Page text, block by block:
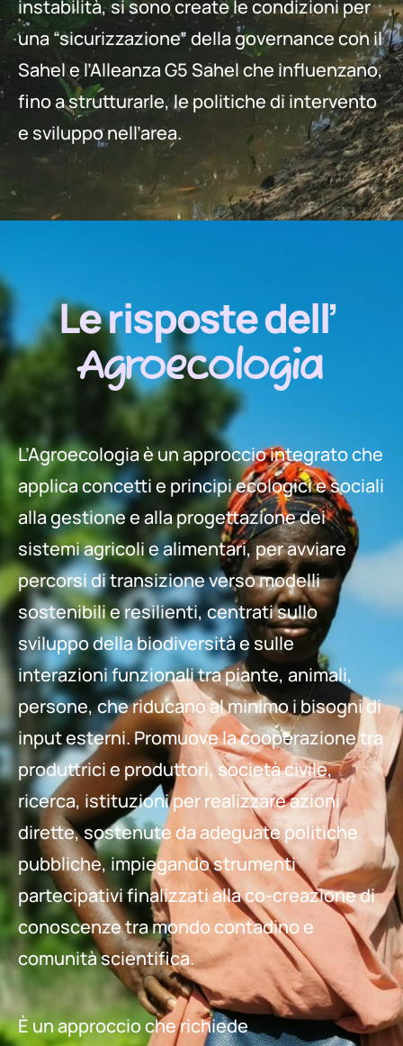
instabilità, si sono create le condizioni per
una “sicurizzazione” della governance con il
Sahel e l’Alleanza G5 Sahel che influenzano,
fino a strutturarle, le politiche di intervento
e sviluppo nell’area.
Le risposte dell’
Agroecologia
L’Agroecologia è un approccio integrato che
applica concetti e principi ecologici e sociali
alla gestione e alla progettazione dei
sistemi agricoli e alimentari, per avviare
percorsi di transizione verso modelli
sostenibili e resilienti, centrati sullo
sviluppo della biodiversità e sulle
interazioni funzionali tra piante, animali,
persone, che riducano al minimo i bisogni di
input esterni. Promuove la cooperazione tra
produttrici e produttori, società civile,
ricerca, istituzioni per realizzare azioni
dirette, sostenute da adeguate politiche
pubbliche, impiegando strumenti
partecipativi finalizzati alla co-creazione di
conoscenze tra mondo contadino e
comunità scientifica.
È un approccio che richiede